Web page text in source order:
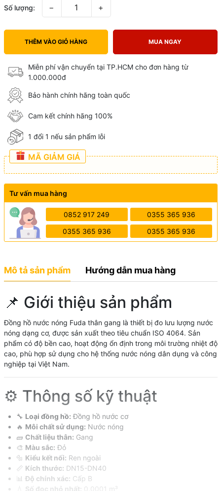
Số lượng: − +
THÊM VÀO GIỎ HÀNG MUA NGAY
Miễn phí vận chuyển tại TP.HCM cho đơn hàng từ
1.000.000đ
Bảo hành chính hãng toàn quốc
Cam kết chính hãng 100%
1 đổi 1 nếu sản phẩm lỗi
MÃ GIẢM GIÁ
Tư vấn mua hàng
0852 917 249 0355 365 936
0355 365 936 0355 365 936
Mô tả sản phẩm Hướng dẫn mua hàng
📌 Giới thiệu sản phẩm
Đồng hồ nước nóng Fuda thân gang là thiết bị đo lưu lượng nước
nóng dạng cơ, được sản xuất theo tiêu chuẩn ISO 4064. Sản
phẩm có độ bền cao, hoạt động ổn định trong môi trường nhiệt độ
cao, phù hợp sử dụng cho hệ thống nước nóng dân dụng và công
nghiệp tại Việt Nam.
⚙️ Thông số kỹ thuật
🔧 Loại đồng hồ: Đồng hồ nước cơ
🔥 Môi chất sử dụng: Nước nóng
🧱 Chất liệu thân: Gang
🎨 Màu sắc: Đỏ
🔩 Kiểu kết nối: Ren ngoài
📏 Kích thước: DN15-DN40
📊 Độ chính xác: Cấp B
💧 Số đọc nhỏ nhất: 0.0001 m³